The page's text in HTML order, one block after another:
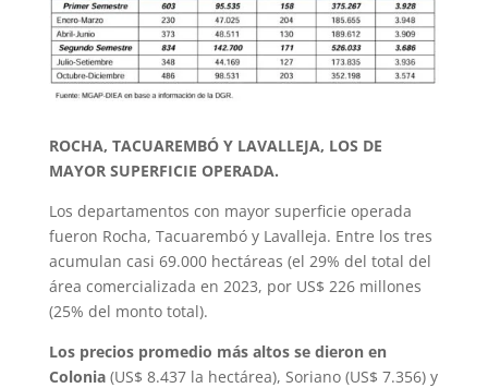
ROCHA, TACUAREMBÓ Y LAVALLEJA, LOS DE
MAYOR SUPERFICIE OPERADA.
Los departamentos con mayor superficie operada
fueron Rocha, Tacuarembó y Lavalleja. Entre los tres
acumulan casi 69.000 hectáreas (el 29% del total del
área comercializada en 2023, por US$ 226 millones
(25% del monto total).
Los precios promedio más altos se dieron en
Colonia(US$ 8.437 la hectárea), Soriano (US$ 7.356) y